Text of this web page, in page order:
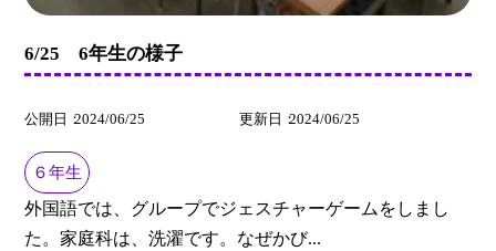
6/25 6年生の様子
公開日 2024/06/25 更新日 2024/06/25
６年生
外国語では、グループでジェスチャーゲームをしまし
た。家庭科は、洗濯です。なぜかび...